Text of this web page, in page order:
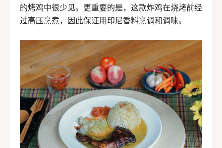
的烤鸡中很少见。更重要的是，这款炸鸡在烧烤前经
过高压烹煮，因此保证用印尼香料烹调和调味。